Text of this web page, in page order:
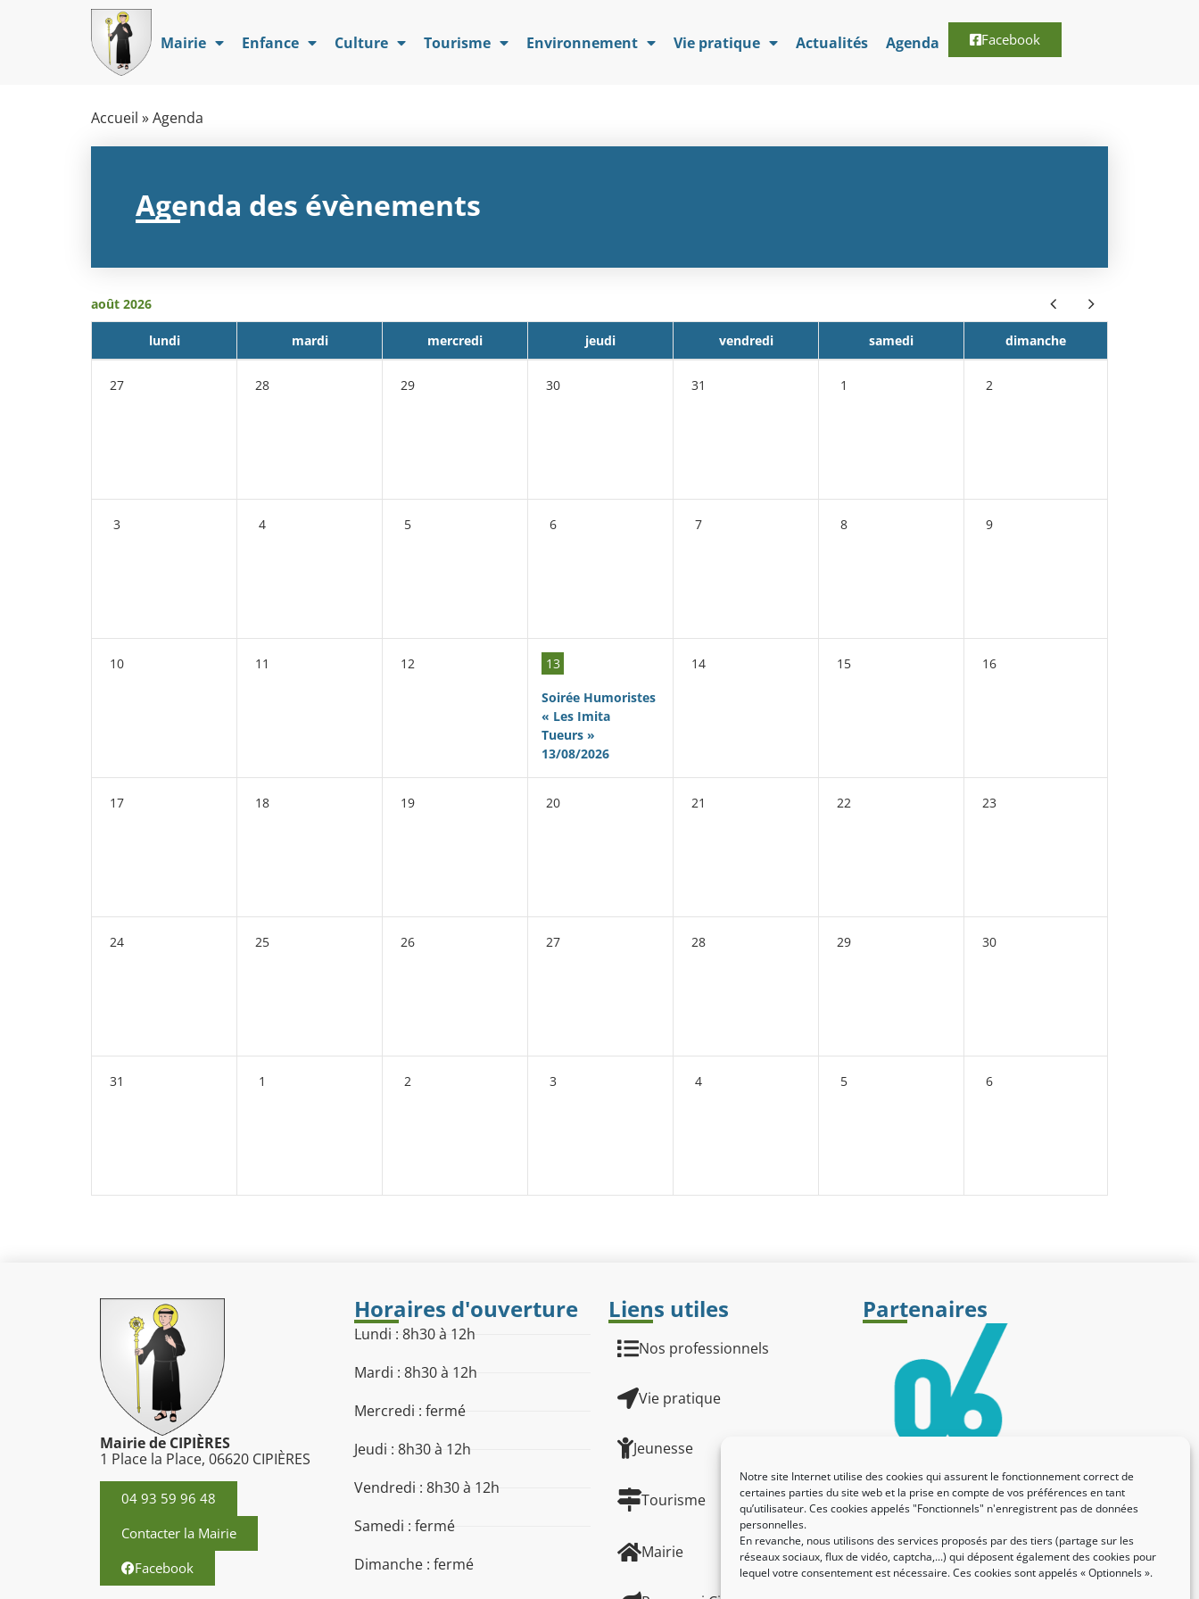
Notre site Internet utilise des cookies qui assurent le fonctionnement correct de
certaines parties du site web et la prise en compte de vos préférences en tant
qu’utilisateur. Ces cookies appelés "Fonctionnels" n'enregistrent pas de données
personnelles.
En revanche, nous utilisons des services proposés par des tiers (partage sur les
réseaux sociaux, flux de vidéo, captcha,...) qui déposent également des cookies pour
lequel votre consentement est nécessaire. Ces cookies sont appelés « Optionnels ».
Mairie Enfance Culture Tourisme Environnement Vie pratique Actualités Agenda Facebook
Accueil »Agenda
Agenda des évènements
août 2026
lundi mardi mercredi jeudi vendredi samedi dimanche
27 28 29 30 31 1 2
3 4 5 6 7 8 9
10 11 12
13
Soirée Humoristes
« Les Imita
Tueurs »
13/08/2026
14 15 16
17 18 19 20 21 22 23
24 25 26 27 28 29 30
31 1 2 3 4 5 6
Mairie de CIPIÈRES
1 Place la Place, 06620 CIPIÈRES
04 93 59 96 48
Contacter la Mairie
Facebook
Horaires d'ouverture
Lundi : 8h30 à 12h
Mardi : 8h30 à 12h
Mercredi : fermé
Jeudi : 8h30 à 12h
Vendredi : 8h30 à 12h
Samedi : fermé
Dimanche : fermé
Liens utiles
Nos professionnels
Vie pratique
Jeunesse
Tourisme
Mairie
Partenaires